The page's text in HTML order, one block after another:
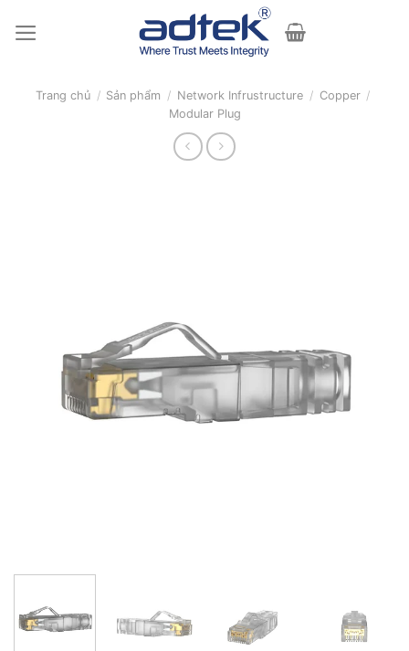
Trang chủ / Sản phẩm / Network Infrustructure / Copper /
Modular Plug